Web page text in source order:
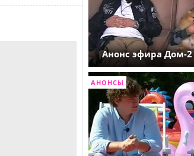
Анонс эфира Дом-2
АНОНСЫ